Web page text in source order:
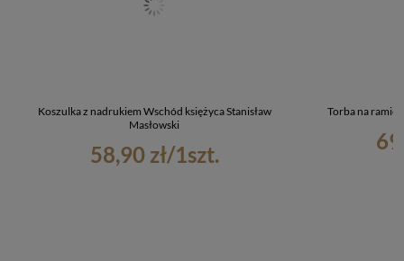
Koszulka z nadrukiem Wschód księżyca Stanisław
Masłowski
58,90 zł/1szt.
Torba na ramię